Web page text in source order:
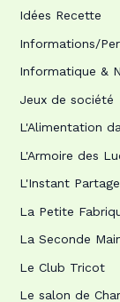
Idées Recette
Informations/
Informatique &
Jeux de société
L'Alimentation
L'Armoire des
L'Instant
La Petite
La Seconde
Le Club Tricot
Le salon de